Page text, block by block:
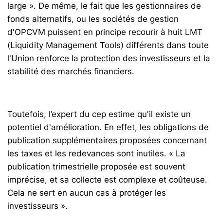
large ». De même, le fait que les gestionnaires de
fonds alternatifs, ou les sociétés de gestion
d'OPCVM puissent en principe recourir à huit LMT
(Liquidity Management Tools) différents dans toute
l'Union renforce la protection des investisseurs et la
stabilité des marchés financiers.
Toutefois, l’expert du cep estime qu'il existe un
potentiel d'amélioration. En effet, les obligations de
publication supplémentaires proposées concernant
les taxes et les redevances sont inutiles. « La
publication trimestrielle proposée est souvent
imprécise, et sa collecte est complexe et coûteuse.
Cela ne sert en aucun cas à protéger les
investisseurs ».